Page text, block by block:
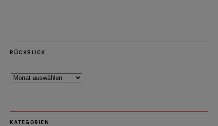
RÜCKBLICK
Rückblick
KATEGORIEN